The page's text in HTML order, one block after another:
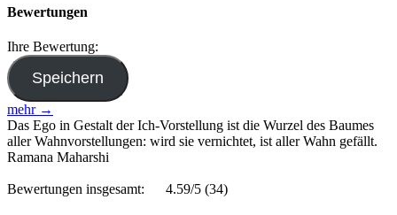
Bewertungen
Ihre Bewertung:
mehr →
Das Ego in Gestalt der Ich-Vorstellung ist die Wurzel des Baumes
aller Wahnvorstellungen: wird sie vernichtet, ist aller Wahn gefällt.
Ramana Maharshi
Bewertungen insgesamt: 4.59/5 (34)